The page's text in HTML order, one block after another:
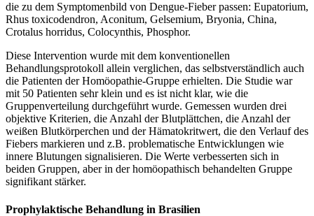
die zu dem Symptomenbild von Dengue-Fieber passen: Eupatorium,
Rhus toxicodendron, Aconitum, Gelsemium, Bryonia, China,
Crotalus horridus, Colocynthis, Phosphor.
Diese Intervention wurde mit dem konventionellen
Behandlungsprotokoll allein verglichen, das selbstverständlich auch
die Patienten der Homöopathie-Gruppe erhielten. Die Studie war
mit 50 Patienten sehr klein und es ist nicht klar, wie die
Gruppenverteilung durchgeführt wurde. Gemessen wurden drei
objektive Kriterien, die Anzahl der Blutplättchen, die Anzahl der
weißen Blutkörperchen und der Hämatokritwert, die den Verlauf des
Fiebers markieren und z.B. problematische Entwicklungen wie
innere Blutungen signalisieren. Die Werte verbesserten sich in
beiden Gruppen, aber in der homöopathisch behandelten Gruppe
signifikant stärker.
Prophylaktische Behandlung in Brasilien